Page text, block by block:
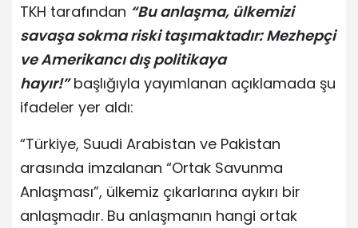
TKH tarafından “Bu anlaşma, ülkemizi
savaşa sokma riski taşımaktadır: Mezhepçi
ve Amerikancı dış politikaya
hayır!”başlığıyla yayımlanan açıklamada şu
ifadeler yer aldı:
“Türkiye, Suudi Arabistan ve Pakistan
arasında imzalanan “Ortak Savunma
Anlaşması”, ülkemiz çıkarlarına aykırı bir
anlaşmadır. Bu anlaşmanın hangi ortak